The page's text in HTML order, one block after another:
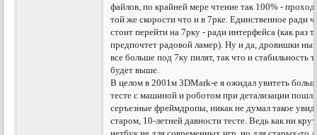
файлов, по крайней мере чтение так 100% -
той же скорости что и в 7рке. Единственное ради
стоит перейти на 7рку - ради интерфейса (как раз
предпочтет радовой ламер). Ну и да, дровишки
все больше под 7ку пилят, так что и стабильность
будет выше.
В целом в 2001м 3DMark-е я ожидал увитеть
тесте с машиной и роботом при детализации
серъезные фреймдропы, никак не думал такое
старом, 10-летней давности тесте. Ведь как ни